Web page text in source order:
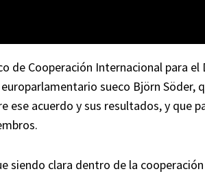
de Cooperación Internacional para el
sueco Björn Söder,
ese acuerdo y sus resultados, y que
siendo clara dentro de la